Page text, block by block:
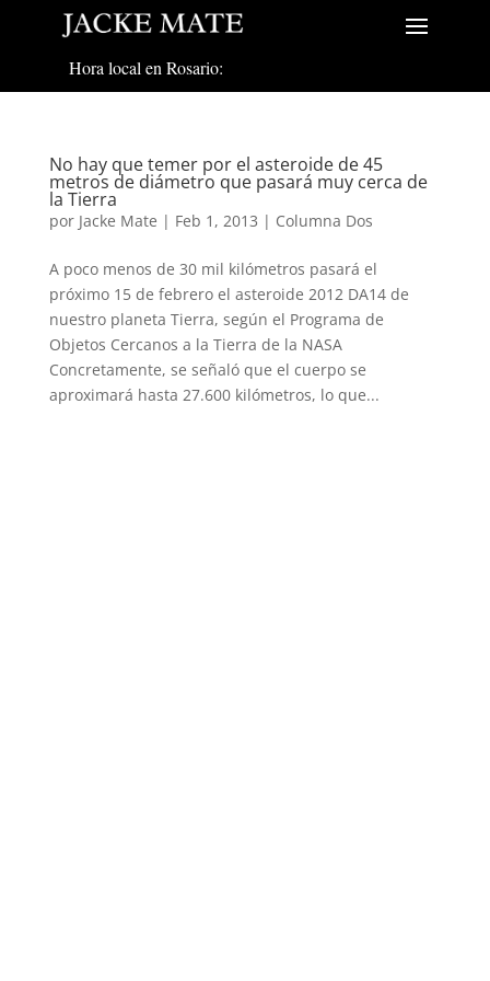
Hora local en Rosario:
No hay que temer por el asteroide de 45
metros de diámetro que pasará muy cerca de
la Tierra
por Jacke Mate | Feb 1, 2013 | Columna Dos
A poco menos de 30 mil kilómetros pasará el
próximo 15 de febrero el asteroide 2012 DA14 de
nuestro planeta Tierra, según el Programa de
Objetos Cercanos a la Tierra de la NASA
Concretamente, se señaló que el cuerpo se
aproximará hasta 27.600 kilómetros, lo que...